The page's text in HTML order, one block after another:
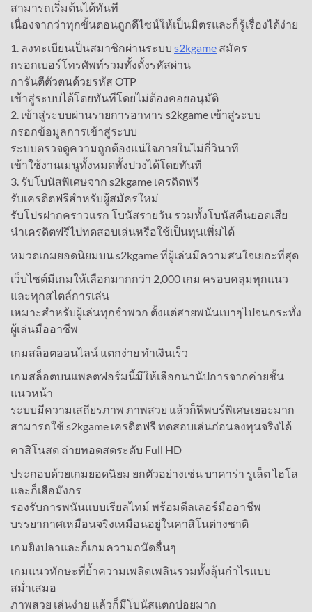
สามารถเริ่มต้นได้ทันที
เนื่องจากว่าทุกขั้นตอนถูกดีไซน์ให้เป็นมิตรและก็รู้เรื่องได้ง่าย
1. ลงทะเบียนเป็นสมาชิกผ่านระบบ s2kgame สมัคร
กรอกเบอร์โทรศัพท์รวมทั้งตั้งรหัสผ่าน
การันตีตัวตนด้วยรหัส OTP
เข้าสู่ระบบได้โดยทันทีโดยไม่ต้องคอยอนุมัติ
2. เข้าสู่ระบบผ่านรายการอาหาร s2kgame เข้าสู่ระบบ
กรอกข้อมูลการเข้าสู่ระบบ
ระบบตรวจดูความถูกต้องแน่ใจภายในไม่กี่วินาที
เข้าใช้งานเมนูทั้งหมดทั้งปวงได้โดยทันที
3. รับโบนัสพิเศษจาก s2kgame เครดิตฟรี
รับเครดิตฟรีสำหรับผู้สมัครใหม่
รับโปรฝากคราวแรก โบนัสรายวัน รวมทั้งโบนัสคืนยอดเสีย
นำเครดิตฟรีไปทดสอบเล่นหรือใช้เป็นทุนเพิ่มได้
หมวดเกมยอดนิยมบน s2kgame ที่ผู้เล่นมีความสนใจเยอะที่สุด
เว็บไซต์มีเกมให้เลือกมากกว่า 2,000 เกม ครอบคลุมทุกแนว
และทุกสไตล์การเล่น
เหมาะสำหรับผู้เล่นทุกจำพวก ตั้งแต่สายพนันเบาๆไปจนกระทั่ง
ผู้เล่นมืออาชีพ
เกมสล็อตออนไลน์ แตกง่าย ทำเงินเร็ว
เกมสล็อตบนแพลตฟอร์มนี้มีให้เลือกนานัปการจากค่ายชั้น
แนวหน้า
ระบบมีความเสถียรภาพ ภาพสวย แล้วก็ฟีพบร์พิเศษเยอะมาก
สามารถใช้ s2kgame เครดิตฟรี ทดสอบเล่นก่อนลงทุนจริงได้
คาสิโนสด ถ่ายทอดสดระดับ Full HD
ประกอบด้วยเกมยอดนิยม ยกตัวอย่างเช่น บาคาร่า รูเล็ต ไฮโล
และก็เสือมังกร
รองรับการพนันแบบเรียลไทม์ พร้อมดีลเลอร์มืออาชีพ
บรรยากาศเหมือนจริงเหมือนอยู่ในคาสิโนต่างชาติ
เกมยิงปลาและก็เกมความถนัดอื่นๆ
เกมแนวทักษะที่ย้ำความเพลิดเพลินรวมทั้งลุ้นกำไรแบบ
สม่ำเสมอ
ภาพสวย เล่นง่าย แล้วก็มีโบนัสแตกบ่อยมาก